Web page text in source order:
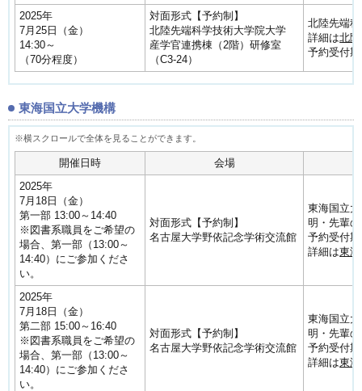
2025年
7月25日（金）
14:30～
（70分程度）
対面形式【予約制】
北陸先端科学技術大学院大学
産学官連携棟（2階）研修室
（C3-24）
北陸先端
詳細は北
予約受付
東海国立大学機構
開催日時
会場
2025年
7月18日（金）
第一部 13:00～14:40
※図書系職員をご希望の
場合、第一部（13:00～
14:40）にご参加くださ
い。
対面形式【予約制】
名古屋大学野依記念学術交流館
東海国立
明・先輩
予約受付
詳細は東
2025年
7月18日（金）
第二部 15:00～16:40
※図書系職員をご希望の
場合、第一部（13:00～
14:40）にご参加くださ
い。
対面形式【予約制】
名古屋大学野依記念学術交流館
東海国立
明・先輩
予約受付
詳細は東